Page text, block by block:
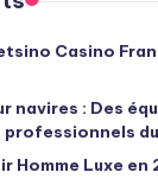
Casino
navires : Des
professionnels
Homme Luxe en